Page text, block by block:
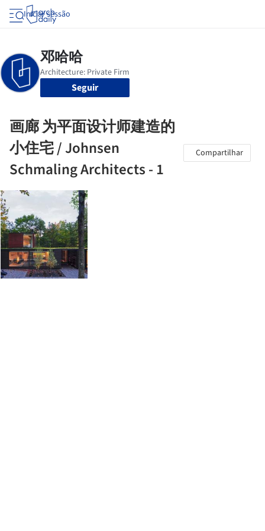
Iniciar sessão
Seguir
画廊 为平面设计师建造的
小住宅 / Johnsen
Schmaling Architects - 1
Compartilhar